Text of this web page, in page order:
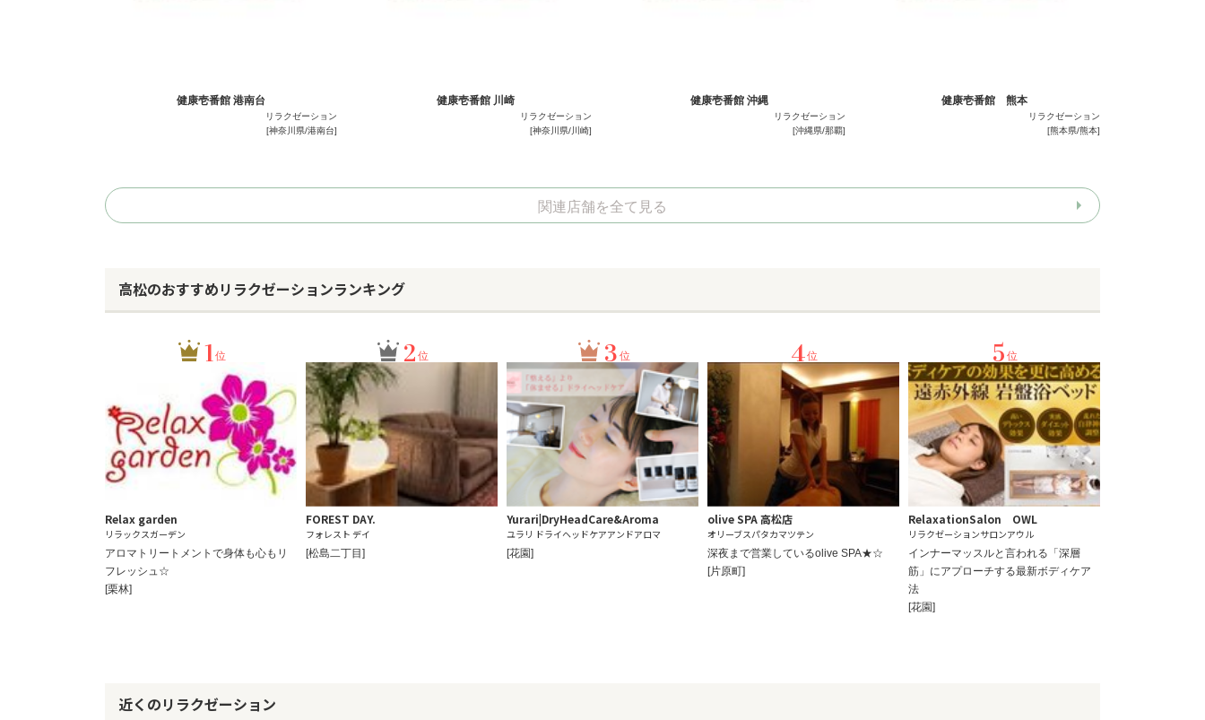
健康壱番館 港南台
リラクゼーション
[神奈川県/港南台]
健康壱番館 川崎
リラクゼーション
[神奈川県/川崎]
健康壱番館 沖縄
リラクゼーション
[沖縄県/那覇]
健康壱番館 熊本
リラクゼーション
[熊本県/熊本]
関連店舗を全て見る
高松のおすすめリラクゼーションランキング
1位
Relax garden
リラックスガーデン
アロマトリートメントで身体も心もリ
フレッシュ☆
[栗林]
2 位
FOREST DAY.
フォレスト デイ
[松島二丁目]
3 位
Yurari|DryHeadCare&Aroma
ユラリ ドライヘッドケアアンドアロマ
[花園]
4位
olive SPA 高松店
オリーブスパタカマツテン
深夜まで営業しているolive SPA★☆
[片原町]
5 位
RelaxationSalon OWL
リラクゼーションサロンアウル
インナーマッスルと言われる「深層
筋」にアプローチする最新ボディケア
法
[花園]
近くのリラクゼーション